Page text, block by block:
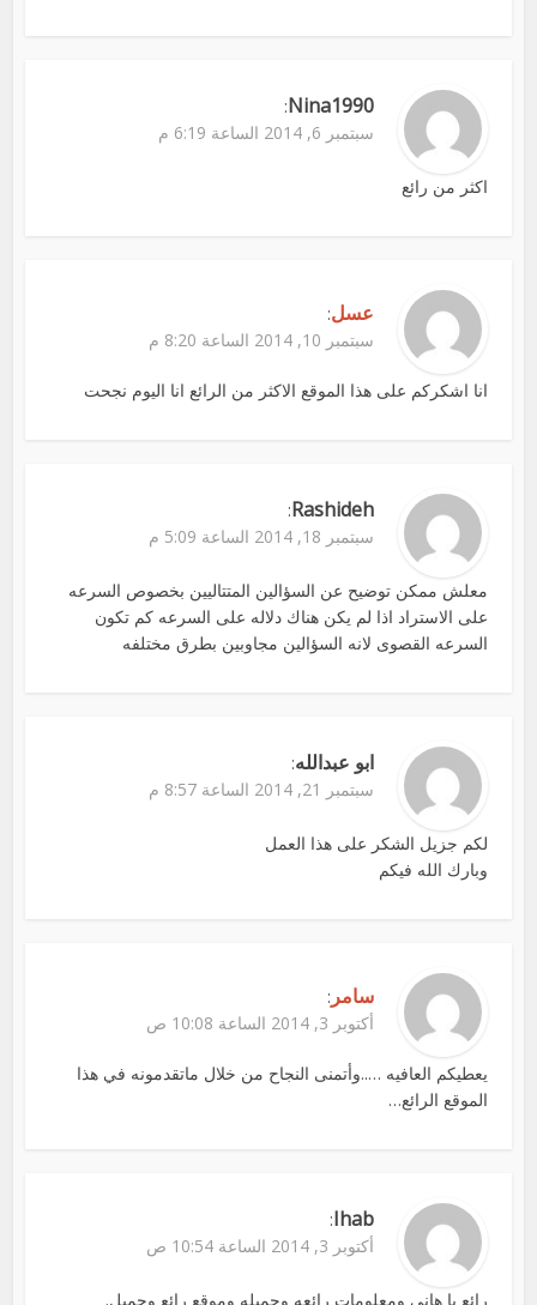
Nina1990
:
سبتمبر 6, 2014 الساعة 6:19 م
اكثر من رائع
عسل:
سبتمبر 10, 2014 الساعة 8:20 م
انا اشكركم على هذا الموقع الاكثر من الرائع انا اليوم نجحت
Rashideh
:
سبتمبر 18, 2014 الساعة 5:09 م
معلش ممكن توضيح عن السؤالين المتتاليين بخصوص السرعه
على الاستراد اذا لم يكن هناك دلاله على السرعه كم تكون
السرعه القصوى لانه السؤالين مجاوبين بطرق مختلفه
ابو عبدالله:
سبتمبر 21, 2014 الساعة 8:57 م
لكم جزيل الشكر على هذا العمل
وبارك الله فيكم
سامر :
أكتوبر 3, 2014 الساعة 10:08 ص
يعطيكم العافيه …..وأتمنى النجاح من خلال ماتقدمونه في هذا
الموقع الرائع…
Ihab
:
أكتوبر 3, 2014 الساعة 10:54 ص
رائع يا هاني ومعلومات رائعه وجميله وموقع رائع وجميل.